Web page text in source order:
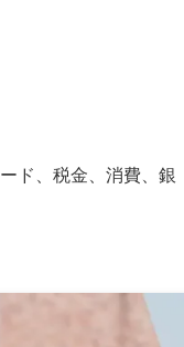
ド、税金、消費、銀